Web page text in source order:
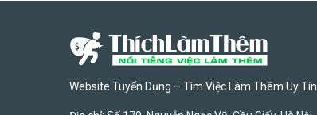
Website Tuyển Dụng – Tìm Việc Làm Thêm Uy Tín